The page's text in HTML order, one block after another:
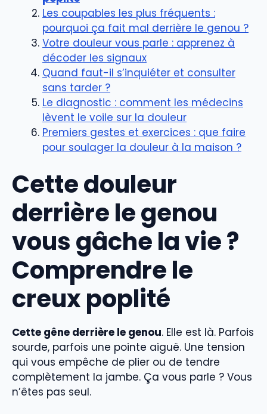
Les coupables les plus fréquents :
pourquoi ça fait mal derrière le genou ?
Votre douleur vous parle : apprenez à
décoder les signaux
Quand faut-il s’inquiéter et consulter
sans tarder ?
Le diagnostic : comment les médecins
lèvent le voile sur la douleur
Premiers gestes et exercices : que faire
pour soulager la douleur à la maison ?
Cette douleur
derrière le genou
vous gâche la vie ?
Comprendre le
creux poplité
Cette gêne derrière le genou. Elle est là. Parfois
sourde, parfois une pointe aiguë. Une tension
qui vous empêche de plier ou de tendre
complètement la jambe. Ça vous parle ? Vous
n’êtes pas seul.